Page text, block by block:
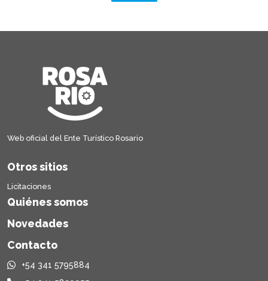
Web oficial del Ente Turístico Rosario
Otros sitios
Licitaciones
Quiénes somos
Novedades
Contacto
+54 341 5795884